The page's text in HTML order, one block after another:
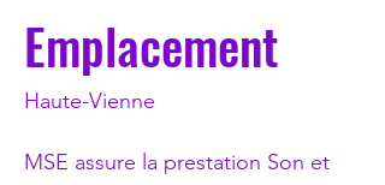
Emplacement
Haute-Vienne
MSE assure la prestation Son et